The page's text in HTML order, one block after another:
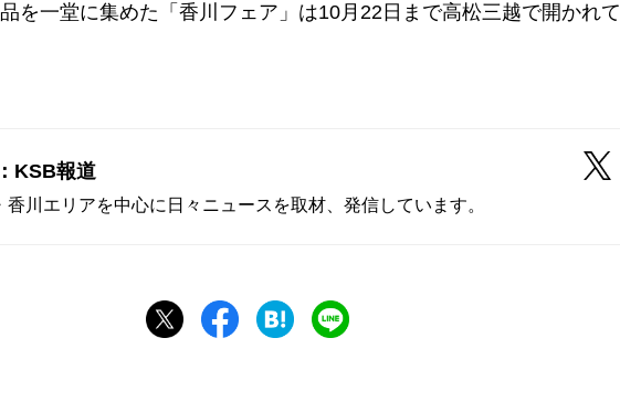
を一堂に集めた「香川フェア」は10月22日まで高松三越で開かれて
KSB報道
香川エリアを中心に日々ニュースを取材、発信しています。